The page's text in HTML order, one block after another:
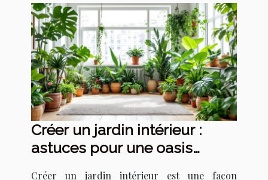
Créer un jardin intérieur :
astuces pour une oasis
Créer un jardin intérieur est une façon